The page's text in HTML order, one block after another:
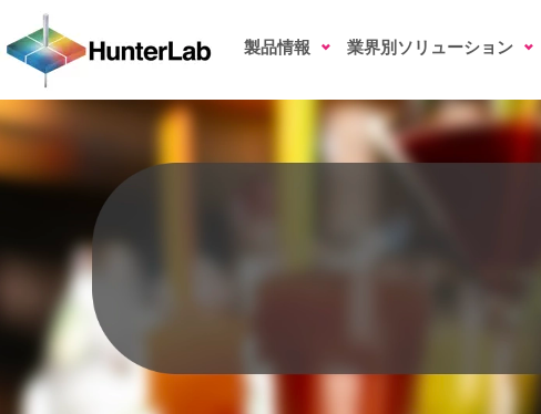
製品情報 業界別ソリューション
スポーツドリンクの色測定